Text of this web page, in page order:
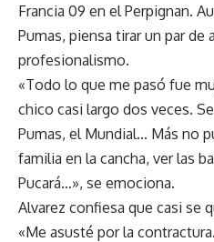
Francia 09 en el Perpignan.
Pumas, piensa tirar un par de
profesionalismo.
«Todo lo que me pasó fue
chico casi largo dos veces.
Pumas, el Mundial… Más no
familia en la cancha, ver las
Pucará…», se emociona.
Alvarez confiesa que casi se
«Me asusté por la